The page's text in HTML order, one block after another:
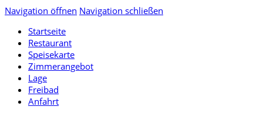
Navigation öffnen Navigation schließen
Startseite
Restaurant
Speisekarte
Zimmerangebot
Lage
Freibad
Anfahrt